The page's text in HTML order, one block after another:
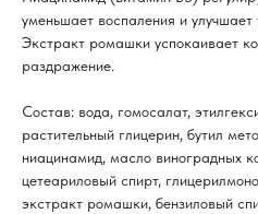
уменьшает воспаления и улучшает
Экстракт ромашки успокаивает
раздражение.
Состав: вода, гомосалат,
растительный глицерин, бутил
ниацинамид, масло виноградных
цетеариловый спирт,
экстракт ромашки, бензиловый